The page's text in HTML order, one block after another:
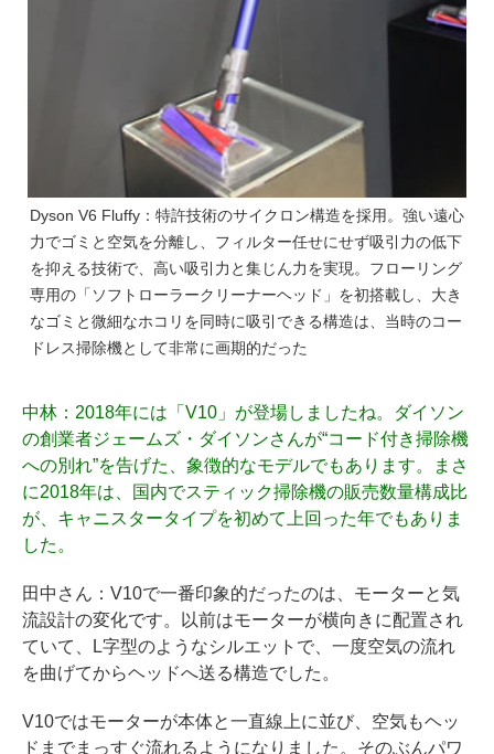
Dyson V6 Fluffy：特許技術のサイクロン構造を採用。強い遠心
力でゴミと空気を分離し、フィルター任せにせず吸引力の低下
を抑える技術で、高い吸引力と集じん力を実現。フローリング
専用の「ソフトローラークリーナーヘッド」を初搭載し、大き
なゴミと微細なホコリを同時に吸引できる構造は、当時のコー
ドレス掃除機として非常に画期的だった
中林：2018年には「V10」が登場しましたね。ダイソン
の創業者ジェームズ・ダイソンさんが“コード付き掃除機
への別れ”を告げた、象徴的なモデルでもあります。まさ
に2018年は、国内でスティック掃除機の販売数量構成比
が、キャニスタータイプを初めて上回った年でもありま
した。
田中さん ：V10で一番印象的だったのは、モーターと気
流設計の変化です。以前はモーターが横向きに配置され
ていて、L字型のようなシルエットで、一度空気の流れ
を曲げてからヘッドへ送る構造でした。
V10ではモーターが本体と一直線上に並び、空気もヘッ
ドまでまっすぐ流れるようになりました。そのぶんパワ